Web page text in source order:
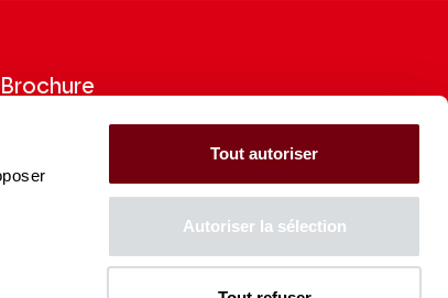
Tout autoriser
Autoriser la sélection
Brochure
la Brochure 2026-27